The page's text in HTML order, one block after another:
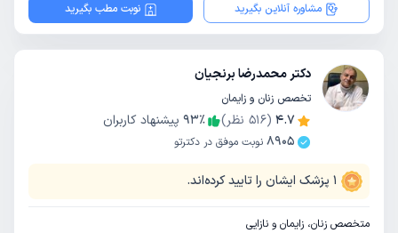
مشاوره آنلاین بگیرید نوبت مطب بگیرید
دکتر محمدرضا برنجیان
تخصص زنان و زایمان
4.7
(
516 نظر) 93٪
پیشنهاد کاربران
8905 نوبت موفق در دکترتو
1 پزشک ایشان را تایید کرده‌اند.
متخصص زنان، زایمان و نازایی